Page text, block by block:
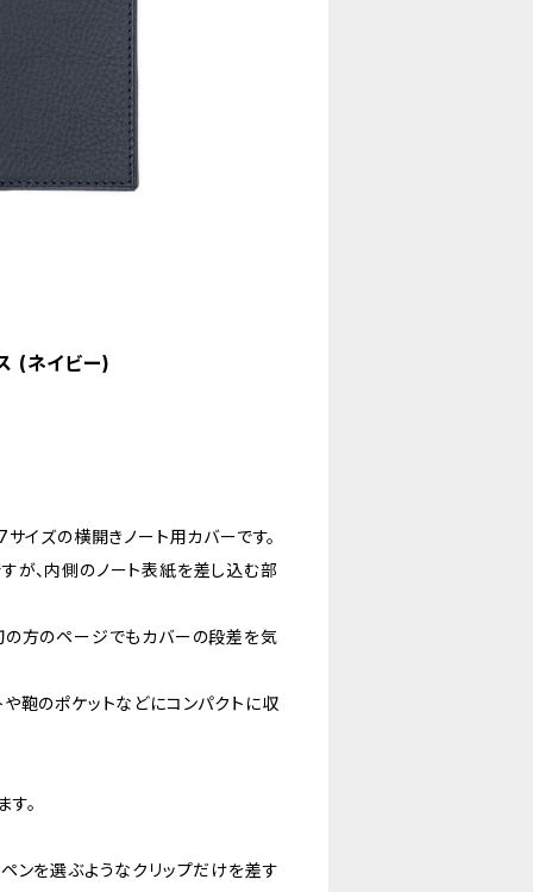
(ネイビー)
イズの横開きノート用カバーです。
が、内側のノート表紙を差し込む部
の方のページでもカバーの段差を気
鞄のポケットなどにコンパクトに収
。
ンを選ぶようなクリップだけを差す